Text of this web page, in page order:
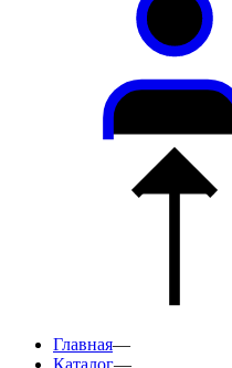
Главная—
Каталог—